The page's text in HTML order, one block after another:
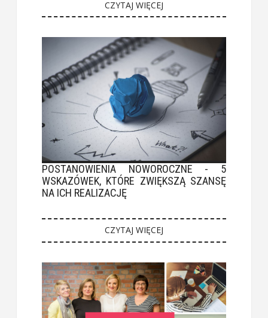
CZYTAJ WIĘCEJ
POSTANOWIENIA NOWOROCZNE - 5
WSKAZÓWEK, KTÓRE ZWIĘKSZĄ SZANSĘ
NA ICH REALIZACJĘ
CZYTAJ WIĘCEJ